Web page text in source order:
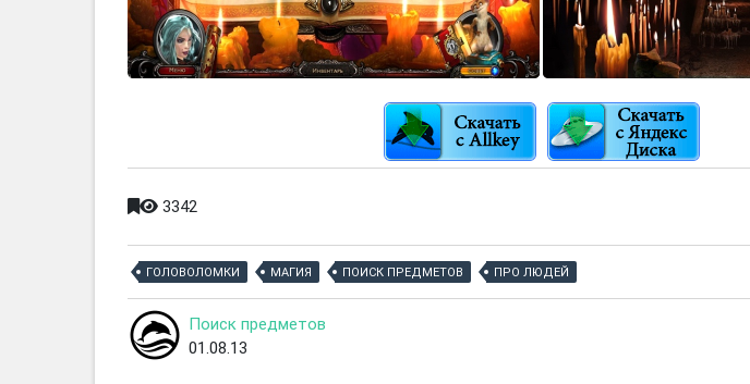
3342
ГОЛОВОЛОМКИ МАГИЯ ПОИСК ПРЕДМЕТОВ ПРО ЛЮДЕЙ
Поиск предметов
01.08.13